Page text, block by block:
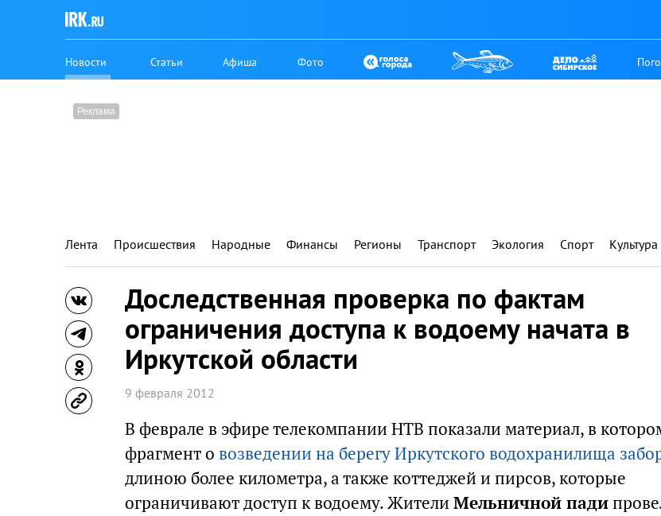
Новости Статьи Афиша Фото
Лента Происшествия Народные Финансы Регионы Транспорт Экология Спорт Культура
Доследственная проверка по фактам
ограничения доступа к водоему начата в
Иркутской области
9 февраля 2012
В феврале в эфире телекомпании НТВ показали материал, в
фрагмент о возведении на берегу Иркутского водохранилища
длиною более километра, а также коттеджей и пирсов, которые
ограничивают доступ к водоему. Жители Мельничной пади